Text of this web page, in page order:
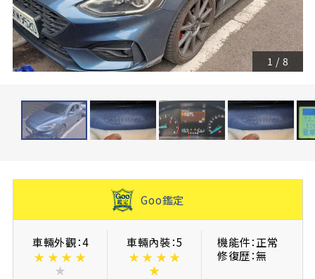
1 / 8
Goo鑑定
車輛外觀：4
★ ★ ★ ★
★
車輛內裝：5
★ ★ ★ ★
★
機能件：正常
修復歴：無